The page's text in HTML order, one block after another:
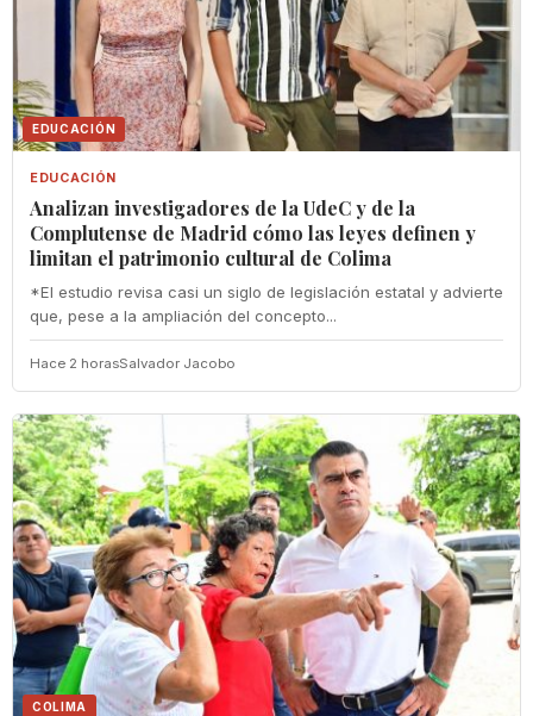
EDUCACIÓN
EDUCACIÓN
Analizan investigadores de la UdeC y de la
Complutense de Madrid cómo las leyes definen y
limitan el patrimonio cultural de Colima
*El estudio revisa casi un siglo de legislación estatal y advierte
que, pese a la ampliación del concepto...
Hace 2 horasSalvador Jacobo
COLIMA